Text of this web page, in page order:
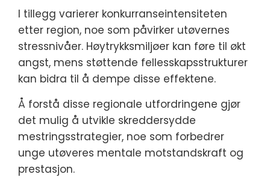
I tillegg varierer konkurranseintensiteten
etter region, noe som påvirker utøvernes
stressnivåer. Høytrykksmiljøer kan føre til økt
angst, mens støttende fellesskapsstrukturer
kan bidra til å dempe disse effektene.
Å forstå disse regionale utfordringene gjør
det mulig å utvikle skreddersydde
mestringsstrategier, noe som forbedrer
unge utøveres mentale motstandskraft og
prestasjon.